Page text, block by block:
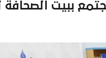
ببيت